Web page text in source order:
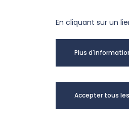
Chemin du Thil
+33 3 22 82 72 72
En cliquant sur un
Plus
Accepter tous